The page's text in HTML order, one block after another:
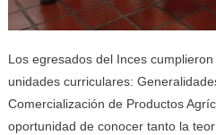
Los egresados del Inces
unidades curriculares:
Comercialización de Productos
oportunidad de conocer tanto la